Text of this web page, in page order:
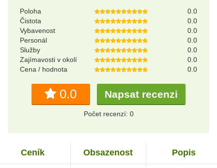
Poloha
0.0
Čistota
0.0
Vybavenost
0.0
Personál
0.0
Služby
0.0
Zajímavosti v okolí
0.0
Cena / hodnota
0.0
0.0 Napsat recenzi
Počet recenzí: 0
Ceník Obsazenost Popis